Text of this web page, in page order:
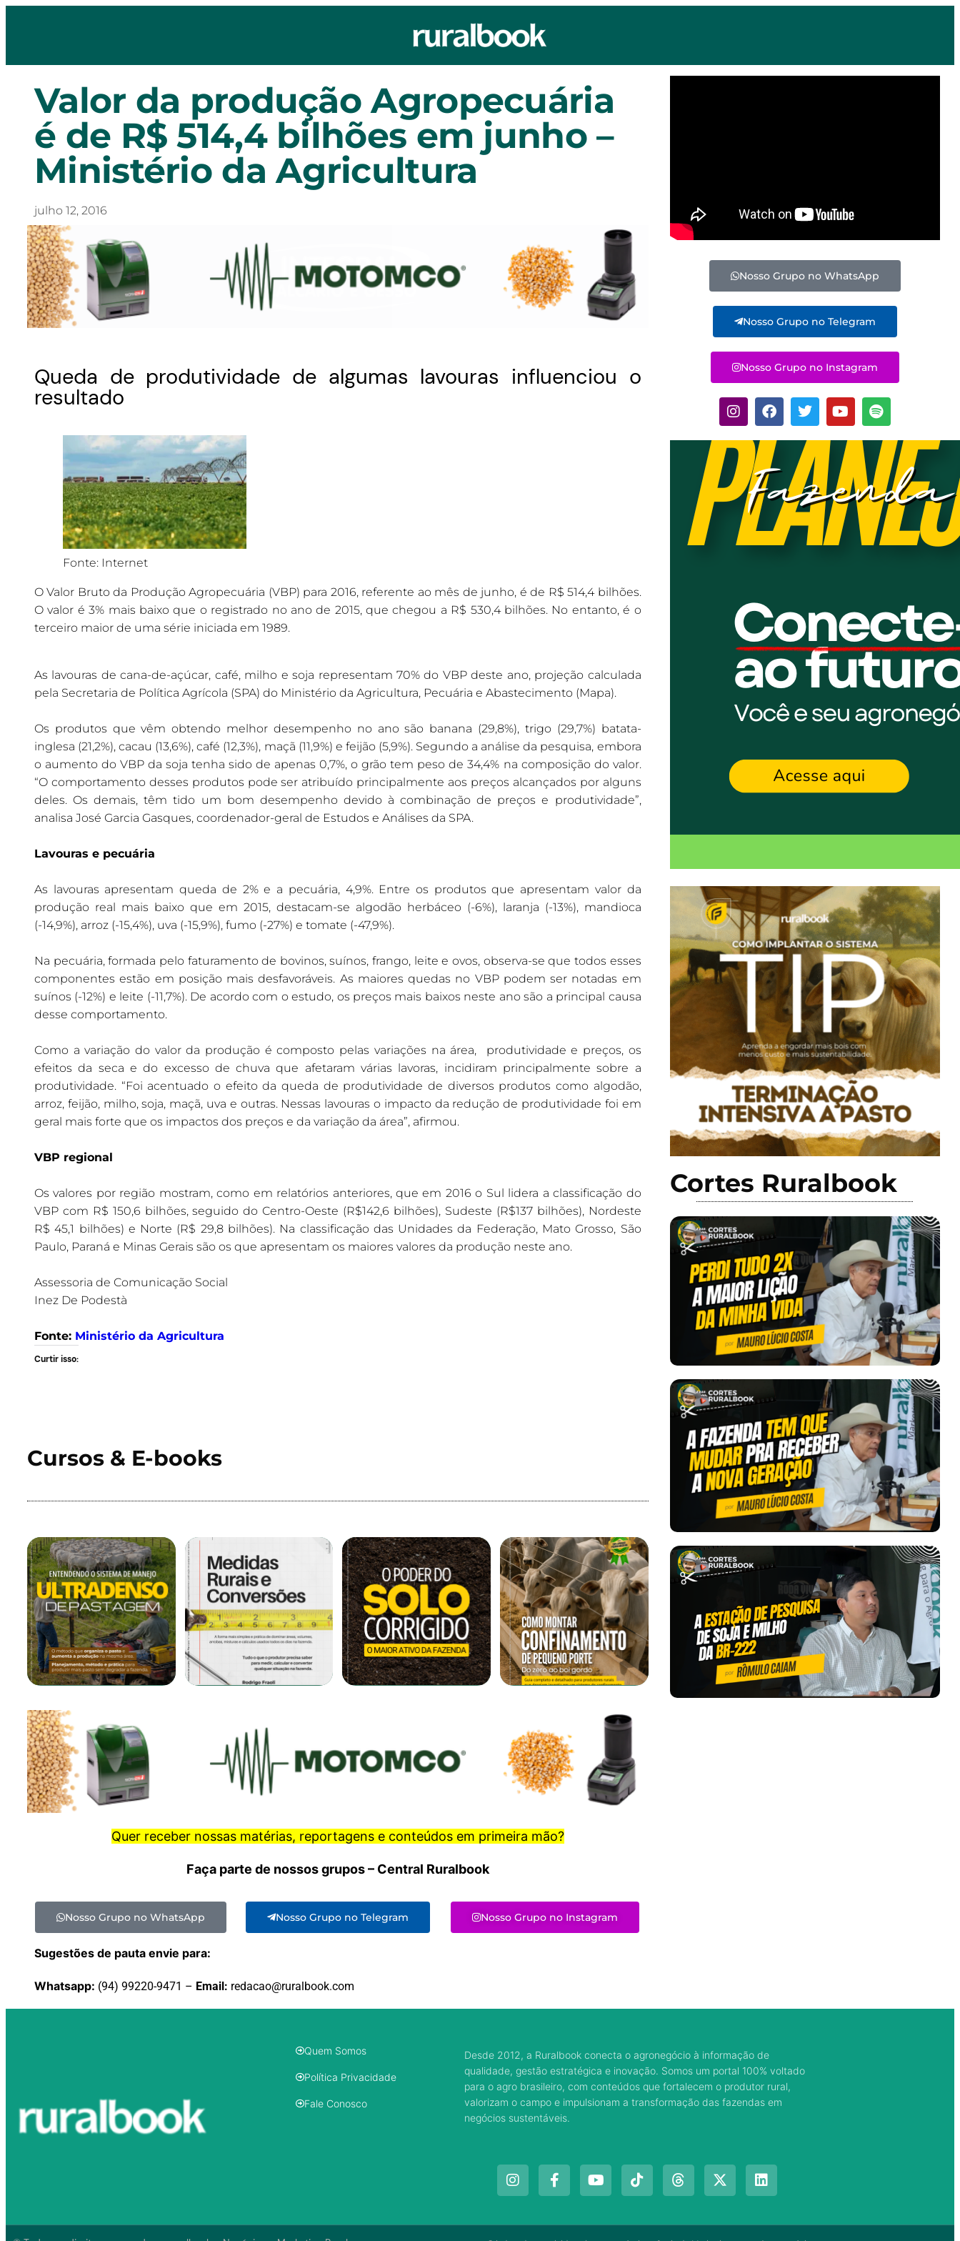
Valor da produção Agropecuária
é de R$ 514,4 bilhões em junho –
Ministério da Agricultura
julho 12, 2016
Queda de produtividade de algumas lavouras influenciou o
resultado
Fonte: Internet
O Valor Bruto da Produção Agropecuária (VBP) para 2016, referente ao mês de junho, é de R$ 514,4 bilhões.
O valor é 3% mais baixo que o registrado no ano de 2015, que chegou a R$ 530,4 bilhões. No entanto, é o
terceiro maior de uma série iniciada em 1989.
As lavouras de cana-de-açúcar, café, milho e soja representam 70% do VBP deste ano, projeção calculada
pela Secretaria de Política Agrícola (SPA) do Ministério da Agricultura, Pecuária e Abastecimento (Mapa).
Os produtos que vêm obtendo melhor desempenho no ano são banana (29,8%), trigo (29,7%) batata-
inglesa (21,2%), cacau (13,6%), café (12,3%), maçã (11,9%) e feijão (5,9%). Segundo a análise da pesquisa, embora
o aumento do VBP da soja tenha sido de apenas 0,7%, o grão tem peso de 34,4% na composição do valor.
“O comportamento desses produtos pode ser atribuído principalmente aos preços alcançados por alguns
deles. Os demais, têm tido um bom desempenho devido à combinação de preços e produtividade”,
analisa José Garcia Gasques, coordenador-geral de Estudos e Análises da SPA.
Lavouras e pecuária
As lavouras apresentam queda de 2% e a pecuária, 4,9%. Entre os produtos que apresentam valor da
produção real mais baixo que em 2015, destacam-se algodão herbáceo (-6%), laranja (-13%), mandioca
(-14,9%), arroz (-15,4%), uva (-15,9%), fumo (-27%) e tomate (-47,9%).
Na pecuária, formada pelo faturamento de bovinos, suínos, frango, leite e ovos, observa-se que todos esses
componentes estão em posição mais desfavoráveis. As maiores quedas no VBP podem ser notadas em
suínos (-12%) e leite (-11,7%). De acordo com o estudo, os preços mais baixos neste ano são a principal causa
desse comportamento.
Como a variação do valor da produção é composto pelas variações na área, produtividade e preços, os
efeitos da seca e do excesso de chuva que afetaram várias lavoras, incidiram principalmente sobre a
produtividade. “Foi acentuado o efeito da queda de produtividade de diversos produtos como algodão,
arroz, feijão, milho, soja, maçã, uva e outras. Nessas lavouras o impacto da redução de produtividade foi em
geral mais forte que os impactos dos preços e da variação da área”, afirmou.
VBP regional
Os valores por região mostram, como em relatórios anteriores, que em 2016 o Sul lidera a classificação do
VBP com R$ 150,6 bilhões, seguido do Centro-Oeste (R$142,6 bilhões), Sudeste (R$137 bilhões), Nordeste
R$ 45,1 bilhões) e Norte (R$ 29,8 bilhões). Na classificação das Unidades da Federação, Mato Grosso, São
Paulo, Paraná e Minas Gerais são os que apresentam os maiores valores da produção neste ano.
Assessoria de Comunicação Social
Inez De Podestà
Fonte: Ministério da Agricultura
Curtir isso:
Cursos & E-books
Quer receber nossas matérias, reportagens e conteúdos em primeira mão?
Faça parte de nossos grupos – Central Ruralbook
Nosso Grupo no WhatsApp Nosso Grupo no Telegram Nosso Grupo no Instagram
Sugestões de pauta envie para:
Whatsapp: (94) 99220-9471 – Email: redacao@ruralbook.com
Nosso Grupo no WhatsApp
Nosso Grupo no Telegram
Nosso Grupo no Instagram
Cortes Ruralbook
Quem Somos
Política Privacidade
Fale Conosco
Desde 2012, a Ruralbook conecta o agronegócio à informação de
qualidade, gestão estratégica e inovação. Somos um portal 100% voltado
para o agro brasileiro, com conteúdos que fortalecem o produtor rural,
valorizam o campo e impulsionam a transformação das fazendas em
negócios sustentáveis.